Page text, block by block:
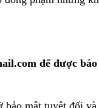
để được
mật tuyệt đối